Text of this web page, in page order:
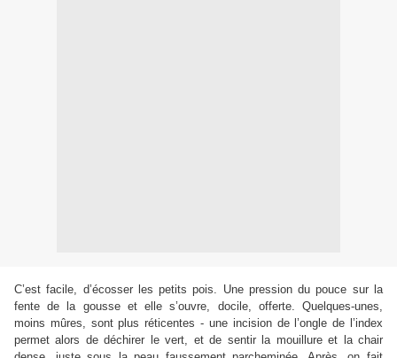
C’est facile, d’écosser les petits pois. Une pression du pouce sur la
fente de la gousse et elle s’ouvre, docile, offerte. Quelques-unes,
moins mûres, sont plus réticentes - une incision de l’ongle de l’index
permet alors de déchirer le vert, et de sentir la mouillure et la chair